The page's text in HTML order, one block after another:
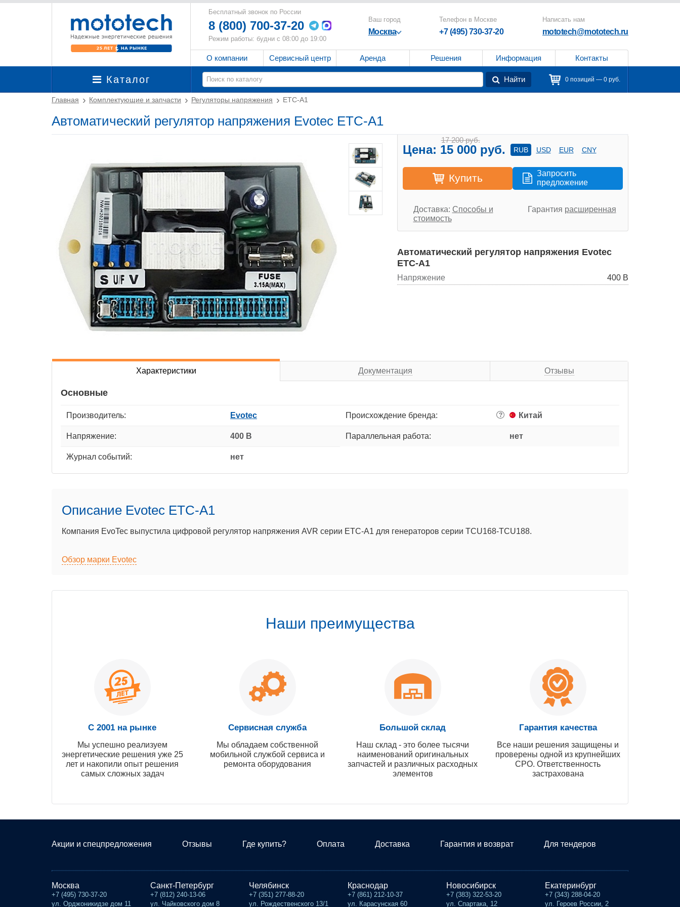
Бесплатный звонок по России
8 (800) 700-37-20
Режим работы: будни с 08:00 до 19:00
Ваш город
Москва
Телефон в Москве
+7 (495) 730-37-20
Написать нам
mototech@mototech.ru
О компании Сервисный центр Аренда Решения Информация Контакты
Каталог Найти 0 позиций — 0 руб.
Главная Комплектующие и запчасти Регуляторы напряжения ETC-A1
Автоматический регулятор напряжения Evotec ETC-A1
Цена: 15 000 руб.
17 200 руб.
RUB USD EUR CNY
Купить
Запросить
предложение
Доставка: Способы и
стоимость
Гарантия расширенная
Автоматический регулятор напряжения Evotec
ETC-A1
Напряжение 400 В
Характеристики Документация Отзывы
Основные
Производитель: Evotec Происхождение бренда: ? Китай
Напряжение: 400 В Параллельная работа: нет
Журнал событий: нет
Описание Evotec ETC-A1
Компания EvoTec выпустила цифровой регулятор напряжения AVR серии ETC-A1 для генераторов серии TCU168-TCU188.
Обзор марки Evotec
Наши преимущества
С 2001 на рынке
Мы успешно реализуем
энергетические решения уже 25
лет и накопили опыт решения
самых сложных задач
Сервисная служба
Мы обладаем собственной
мобильной службой сервиса и
ремонта оборудования
Большой склад
Наш склад - это более тысячи
наименований оригинальных
запчастей и различных расходных
элементов
Гарантия качества
Все наши решения защищены и
проверены одной из крупнейших
СРО. Ответственность
застрахована
Акции и спецпредложения Отзывы Где купить? Оплата Доставка Гарантия и возврат Для тендеров
Москва
+7 (495) 730-37-20
ул. Орджоникидзе дом 11
Санкт-Петербург
+7 (812) 240-13-06
ул. Чайковского дом 8
Челябинск
+7 (351) 277-88-20
ул. Рождественского 13/1
Краснодар
+7 (861) 212-10-37
ул. Карасунская 60
Новосибирск
+7 (383) 322-53-20
ул. Спартака, 12
Екатеринбург
+7 (343) 288-04-20
ул. Героев России, 2